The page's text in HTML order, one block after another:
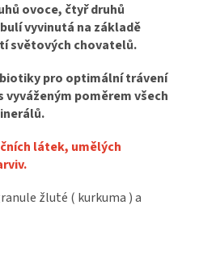
ovoce, čtyř druhů
vyvinutá na základě
světových chovatelů.
pro optimální trávení
poměrem všech
látek, umělých
žluté ( kurkuma ) a